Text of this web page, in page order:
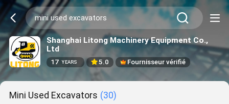
Shanghai Litong Machinery Equipment Co.,
Ltd
17 YEARS 5.0 Fournisseur vérifié
Mini Used Excavators (30)